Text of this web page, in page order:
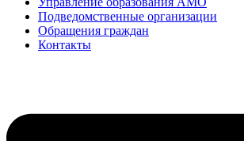
Подведомственные организации
Обращения граждан
Контакты